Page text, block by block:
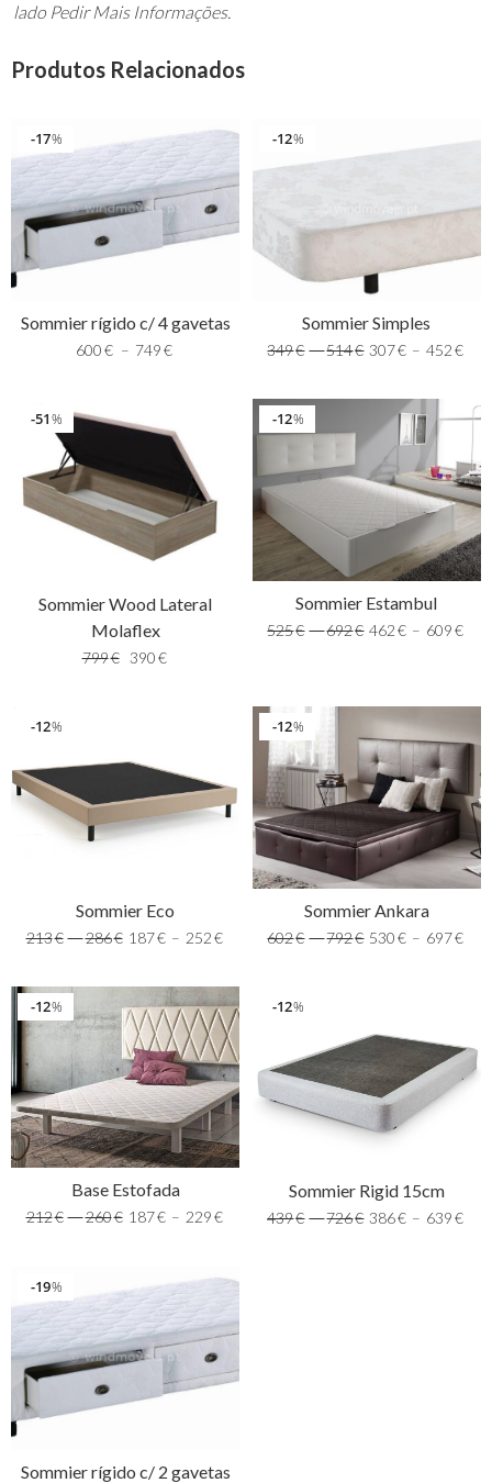
lado Pedir Mais Informações.
Produtos Relacionados
%
17
Sommier rígido c/ 4 gavetas
600€ – 749€
%
12
Sommier Simples
349€ –514€ 307€ – 452 €
%
51
Sommier Wood Lateral
Molaflex
799€ 390€
%
12
Sommier Estambul
525€ –692€ 462 € – 609 €
%
12
Sommier Eco
213€ –286€ 187€ – 252€
%
12
Sommier Ankara
602€ –792€ 530 € – 697€
%
12
Base Estofada
212€ –260€ 187€ – 229€
%
12
Sommier Rigid 15cm
439€ –726€ 386€ – 639 €
%
19
Sommier rígido c/ 2 gavetas